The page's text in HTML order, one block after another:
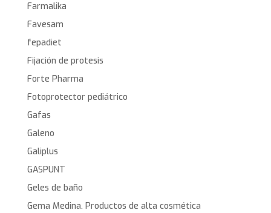
Farmalika
Favesam
fepadiet
Fijación de protesis
Forte Pharma
Fotoprotector pediátrico
Gafas
Galeno
Galiplus
GASPUNT
Geles de baño
Gema Medina. Productos de alta cosmética